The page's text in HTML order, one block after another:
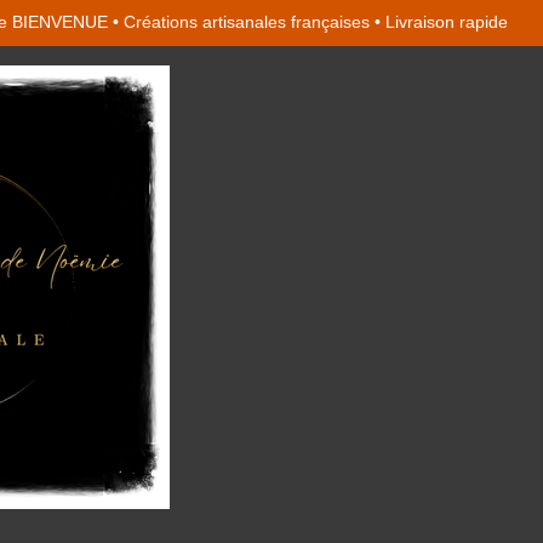
BIENVENUE • Créations artisanales françaises • Livraison rapide